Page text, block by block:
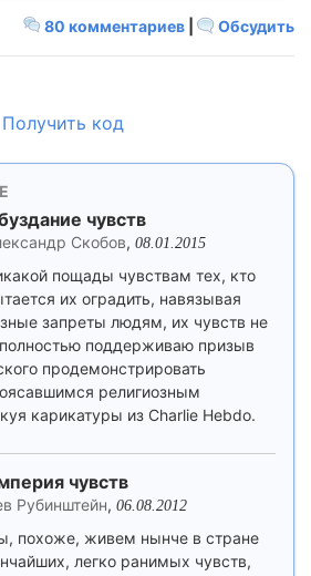
80 комментариев Обсудить
Получить код
чувств
Скобов, 08.01.2015
пощады чувствам тех, кто
их оградить, навязывая
запреты людям, их чувств не
поддерживаю призыв
продемонстрировать
религиозным
карикатуры из Charlie Hebdo.
чувств
Рубинштейн, 06.08.2012
похоже, живем нынче в стране
легко ранимых чувств,